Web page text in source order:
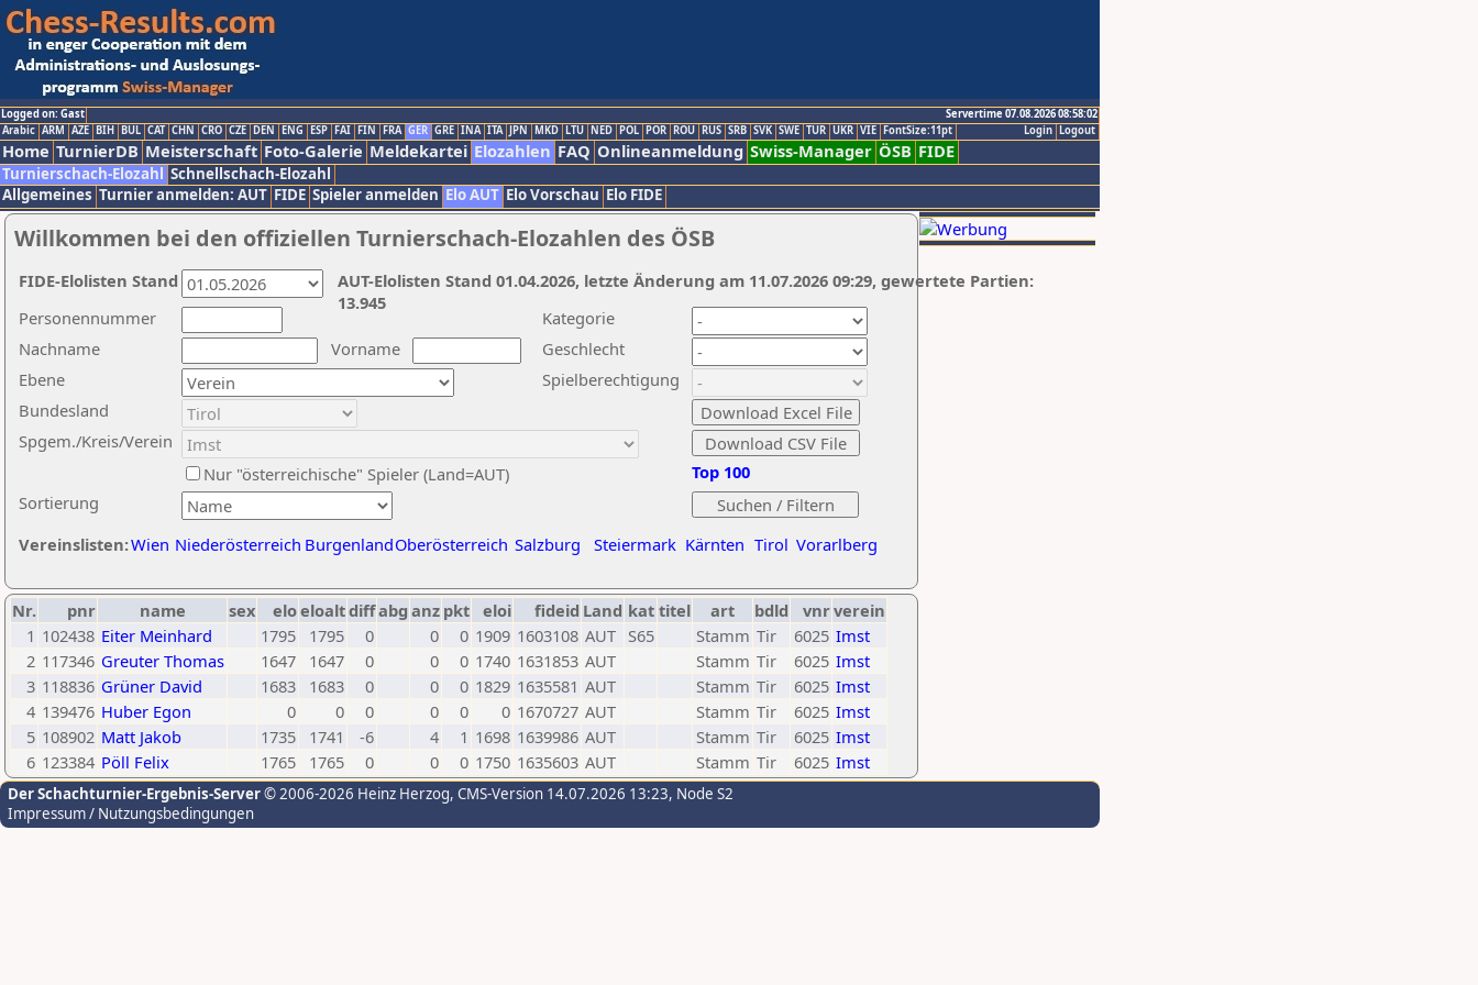
Logged on: Gast
Servertime 07.08.2026 08:58:02
Logout
Login
Arabic ARM AZE BIH BUL CAT CHN CRO CZE DEN ENG ESP FAI FIN FRA GER GRE INA ITA JPN MKD LTU NED POL POR ROU RUS SRB SVK SWE TUR UKR VIE FontSize:11pt
Home TurnierDB Meisterschaft Foto-Galerie Meldekartei Elozahlen FAQ Onlineanmeldung Swiss-Manager ÖSB FIDE
Turnierschach-Elozahl Schnellschach-Elozahl
Allgemeines Turnier anmelden: AUT FIDE Spieler anmelden Elo AUT Elo Vorschau Elo FIDE
Willkommen bei den offiziellen Turnierschach-Elozahlen des ÖSB
Nachname
Vorname
Ebene
Kategorie
Sortierung
Personennummer
Bundesland
Spgem./Kreis/Verein
Geschlecht
Nur "österreichische" Spieler (Land=AUT)
Spielberechtigung
Vereinslisten:Wien Niederösterreich BurgenlandOberösterreich Salzburg Steiermark Kärnten Tirol Vorarlberg
Top 100
AUT-Elolisten Stand 01.04.2026, letzte Änderung am 11.07.2026 09:29, gewertete Partien:
13.945
FIDE-Elolisten Stand
Nr. pnr name sex eloeloaltdiffabg anz pkt eloi fideid Land kat titel art bdld vnrverein
1 102438 Eiter Meinhard 1795 1795 0 0 0 1909 1603108 AUT S65 Stamm Tir 6025 Imst
2 117346 Greuter Thomas 1647 1647 0 0 0 1740 1631853 AUT Stamm Tir 6025 Imst
3 118836 Grüner David 1683 1683 0 0 0 1829 1635581 AUT Stamm Tir 6025 Imst
4 139476 Huber Egon 0 0 0 0 0 0 1670727 AUT Stamm Tir 6025 Imst
5 108902 Matt Jakob 1735 1741 -6 4 1 1698 1639986 AUT Stamm Tir 6025 Imst
6 123384 Pöll Felix 1765 1765 0 0 0 1750 1635603 AUT Stamm Tir 6025 Imst
Der Schachturnier-Ergebnis-Server© 2006-2026 Heinz Herzog, CMS-Version 14.07.2026 13:23, Node S2
Impressum / Nutzungsbedingungen